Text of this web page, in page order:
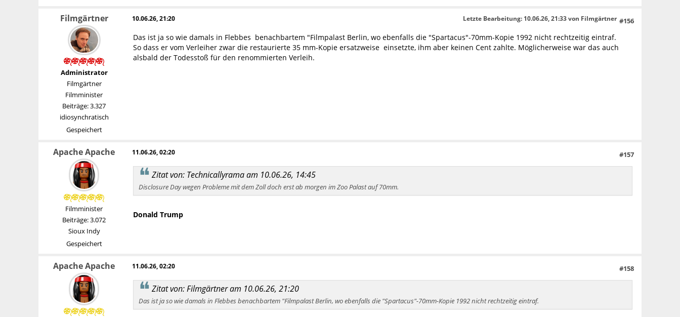
Filmgärtner
Administrator
Filmgärtner
Filmminister
Beiträge: 3.327
idiosynchratisch
Gespeichert
10.06.26, 21:20 #156
Letzte Bearbeitung: 10.06.26, 21:33 von Filmgärtner
Das ist ja so wie damals in Flebbes benachbartem "Filmpalast Berlin, wo ebenfalls die "Spartacus"-70mm-Kopie 1992 nicht rechtzeitig eintraf.
So dass er vom Verleiher zwar die restaurierte 35 mm-Kopie ersatzweise einsetzte, ihm aber keinen Cent zahlte. Möglicherweise war das auch
alsbald der Todesstoß für den renommierten Verleih.
Apache Apache
Filmminister
Beiträge: 3.072
Sioux Indy
Gespeichert
11.06.26, 02:20 #157
Zitat von: Technicallyrama am 10.06.26, 14:45
Disclosure Day wegen Probleme mit dem Zoll doch erst ab morgen im Zoo Palast auf 70mm.
Donald Trump
Apache Apache 11.06.26, 02:20 #158
Zitat von: Filmgärtner am 10.06.26, 21:20
Das ist ja so wie damals in Flebbes benachbartem "Filmpalast Berlin, wo ebenfalls die "Spartacus"-70mm-Kopie 1992 nicht rechtzeitig eintraf.